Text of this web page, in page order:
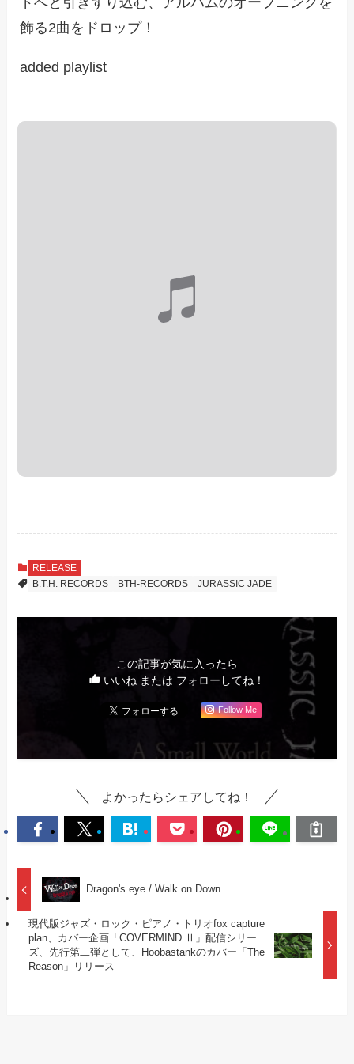
飾る2曲をドロップ！
added playlist
RELEASE
B.T.H. RECORDS
BTH-RECORDS JURASSIC JADE
この記事が気に入ったら
いいね または フォローしてね！
Follow Me
よかったらシェアしてね！
Dragon's eye / Walk on Down
現代版ジャズ・ロック・ピアノ・トリオfox capture
plan、カバー企画「COVERMIND Ⅱ」配信シリー
ズ、先行第二弾として、Hoobastankのカバー「The
Reason」リリース